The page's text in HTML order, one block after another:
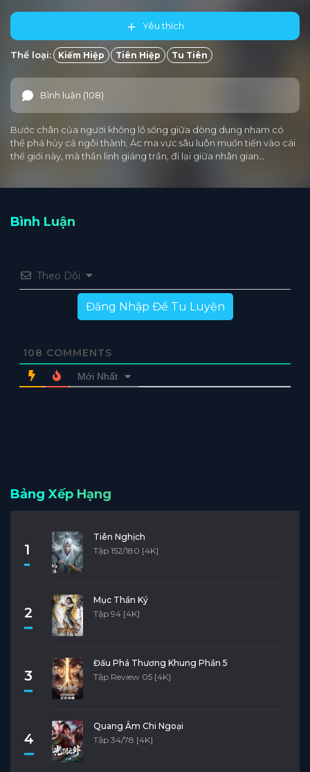
Yêu thích
Thể loại: Kiếm Hiệp Tiên Hiệp Tu Tiên
Bình luận (108)
Bước chân của người khổng lồ sống giữa dòng dung nham có
thể phá hủy cả ngôi thành. Ác ma vực sâu luôn muốn tiến vào cái
thế giới này, mà thần linh giáng trần, đi lại giữa nhân gian…
Bình Luận
Theo Dõi
Đăng Nhập Để Tu Luyện
108 COMMENTS
Mới Nhất
Bảng Xếp Hạng
1
Tiên Nghịch
Tập 152/180 [4K]
2
Mục Thần Ký
Tập 94 [4K]
3
Đấu Phá Thương Khung Phần 5
Tập Review 05 [4K]
4
Quang Âm Chi Ngoại
Tập 34/78 [4K]